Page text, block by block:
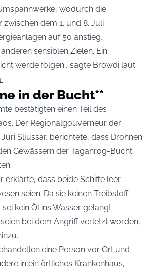
wodurch die
zwischen dem 1. und 8. Juli
auf 50 anstieg,
sensiblen Zielen. Ein
werde folgen“, sagte Browdi laut
in der Bucht**
bestätigten einen Teil des
Der Regionalgouverneur der
Sljussar, berichtete, dass Drohnen
Gewässern der Taganrog-Bucht
erklärte, dass beide Schiffe leer
seien. Da sie keinen Treibstoff
kein Öl ins Wasser gelangt.
bei dem Angriff verletzt worden,
eine Person vor Ort und
in ein örtliches Krankenhaus,